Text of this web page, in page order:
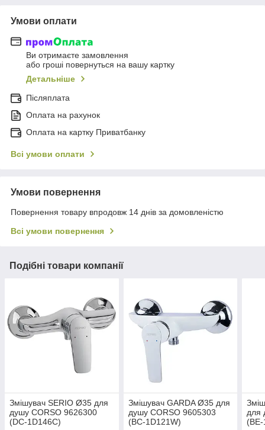
Умови оплати
Ви отримаєте замовлення
або гроші повернуться на вашу картку
Детальніше
Післяплата
Оплата на рахунок
Оплата на картку Приватбанку
Всі умови оплати
Умови повернення
Повернення товару впродовж 14 днів за домовленістю
Всі умови повернення
Подібні товари компанії
Змішувач SERIO Ø35 для
душу CORSO 9626300
(DC-1D146C)
Змішувач GARDA Ø35 для
душу CORSO 9605303
(BC-1D121W)
для